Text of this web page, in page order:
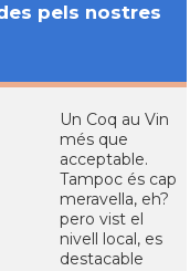
pels nostres
Un Coq au Vin
més que
acceptable.
Tampoc és cap
meravella, eh?
pero vist el
nivell local, es
destacable